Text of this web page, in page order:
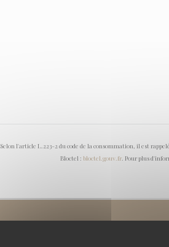
Selon l'article L.223-2 du code de la consommation, il est
Bloctel : bloctel.gouv.fr. Pour plus